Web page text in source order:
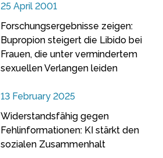
25 April 2001
Forschungsergebnisse zeigen:
Bupropion steigert die Libido bei
Frauen, die unter vermindertem
sexuellen Verlangen leiden
13 February 2025
Widerstandsfähig gegen
Fehlinformationen: KI stärkt den
sozialen Zusammenhalt